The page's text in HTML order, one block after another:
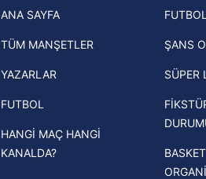
mevzuata uygun olarak
haberleri
Trendyol Süper Lig haberleri
Ziraat Türkiye Kupası haberleri
UEFA Şampiyonlar Ligi haberleri
UEFA Avrupa Ligi haberleri
UEFA Konferans Ligi haberleri
ANA SAYFA
TÜM MANŞETLER
YAZARLAR
FUTBOL
HANGİ MAÇ HANGİ
KANALDA?
ŞANS
SÜPER